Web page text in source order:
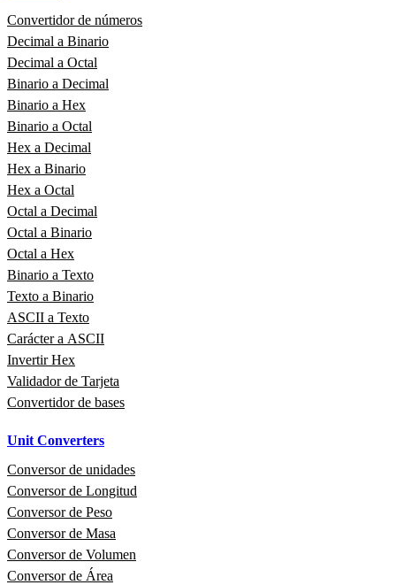
Convertidor de números
Decimal a Binario
Decimal a Octal
Binario a Decimal
Binario a Hex
Binario a Octal
Hex a Decimal
Hex a Binario
Hex a Octal
Octal a Decimal
Octal a Binario
Octal a Hex
Binario a Texto
Texto a Binario
ASCII a Texto
Carácter a ASCII
Invertir Hex
Validador de Tarjeta
Convertidor de bases
Unit Converters
Conversor de unidades
Conversor de Longitud
Conversor de Peso
Conversor de Masa
Conversor de Volumen
Conversor de Área